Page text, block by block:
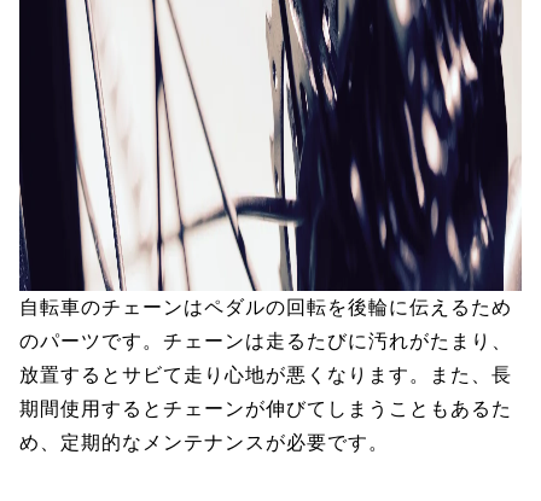
自転車のチェーンはペダルの回転を後輪に伝えるため
のパーツです。チェーンは走るたびに汚れがたまり、
放置するとサビて走り心地が悪くなります。また、長
期間使用するとチェーンが伸びてしまうこともあるた
め、定期的なメンテナンスが必要です。